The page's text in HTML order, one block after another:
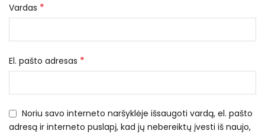
Vardas *
El. pašto adresas *
Noriu savo interneto naršyklėje išsaugoti vardą, el. pašto
adresą ir interneto puslapį, kad jų nebereiktų įvesti iš naujo,